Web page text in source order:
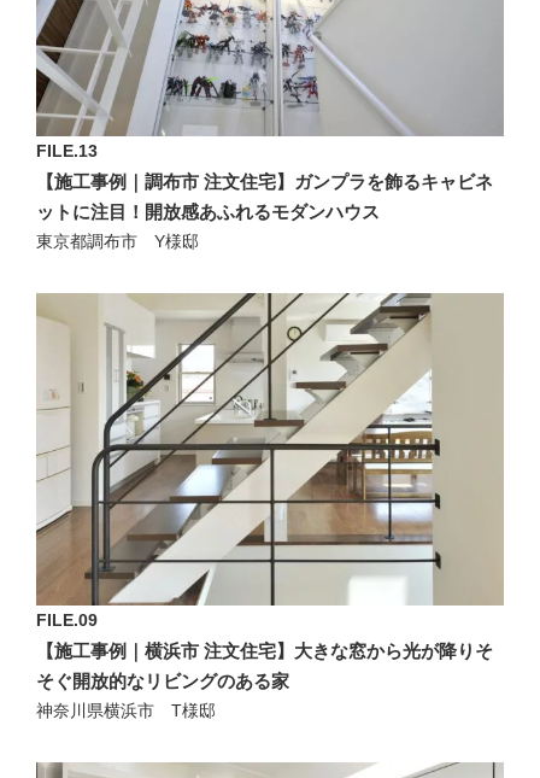
FILE.13
【施工事例｜調布市 注文住宅】ガンプラを飾るキャビネ
ットに注目！開放感あふれるモダンハウス
東京都調布市 Y様邸
FILE.09
【施工事例｜横浜市 注文住宅】大きな窓から光が降りそ
そぐ開放的なリビングのある家
神奈川県横浜市 T様邸